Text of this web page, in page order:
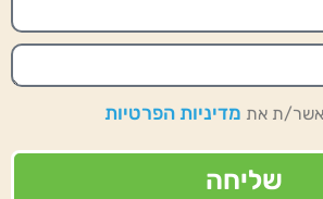
ת את מדיניות הפרטיות
שליחה